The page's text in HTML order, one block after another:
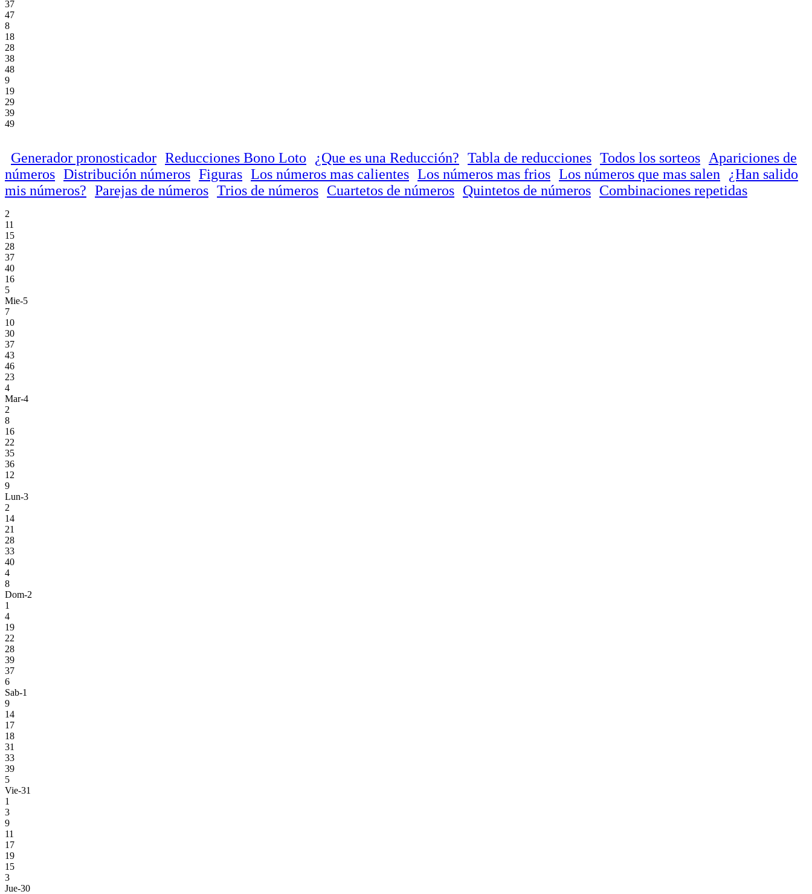
37
47
8
18
28
38
48
9
19
29
39
49
Generador pronosticador Reducciones Bono Loto ¿Que es una Reducción? Tabla de reducciones Todos los sorteos
Apariciones de
números Distribución números Figuras Los números mas calientes Los números mas frios Los números que mas salen
¿Han salido
mis números? Parejas de números Trios de números Cuartetos de números Quintetos de números Combinaciones repetidas
2
11
15
28
37
40
16
5
Mie-5
7
10
30
37
43
46
23
4
Mar-4
2
8
16
22
35
36
12
9
Lun-3
2
14
21
28
33
40
4
8
Dom-2
1
4
19
22
28
39
37
6
Sab-1
9
14
17
18
31
33
39
5
Vie-31
1
3
9
11
17
19
15
3
Jue-30